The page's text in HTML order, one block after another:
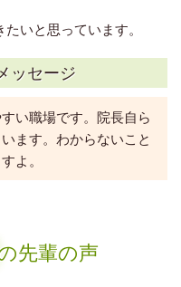
いと思っています。
ッセージ
い職場です。院長自ら
ます。わからないこと
よ。
先輩の声